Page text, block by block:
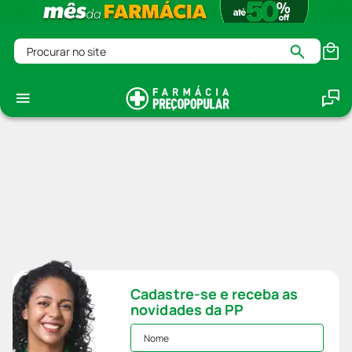
Procurar no site
Cadastre-se e receba as
novidades da PP